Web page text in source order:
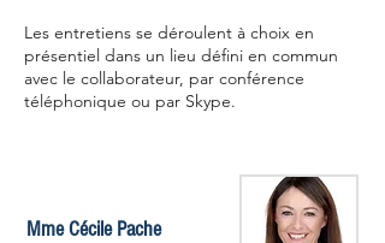
Les entretiens se déroulent à choix en
présentiel dans un lieu défini en commun
avec le collaborateur, par conférence
téléphonique ou par Skype.
Mme Cécile Pache